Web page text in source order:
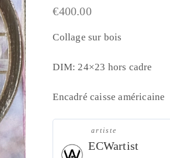
€400.00
Collage sur bois
DIM: 24×23 hors cadre
Encadré caisse américaine
artiste
ECWartist